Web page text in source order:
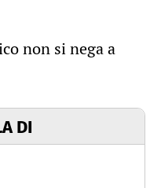
non si nega a
DI